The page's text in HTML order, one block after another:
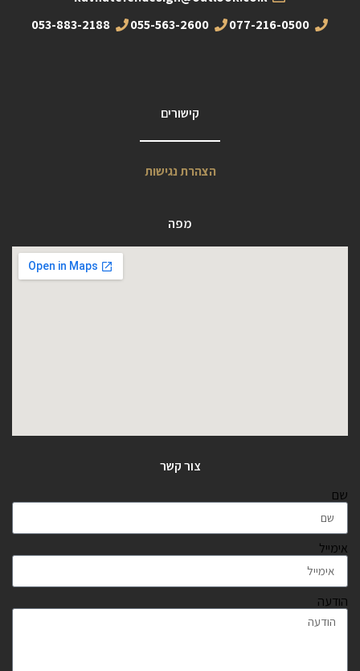
077-216-0500
055-563-2600
053-883-2188
קישורים
הצהרת נגישות
מפה
צור קשר
שם
אימייל
הודעה